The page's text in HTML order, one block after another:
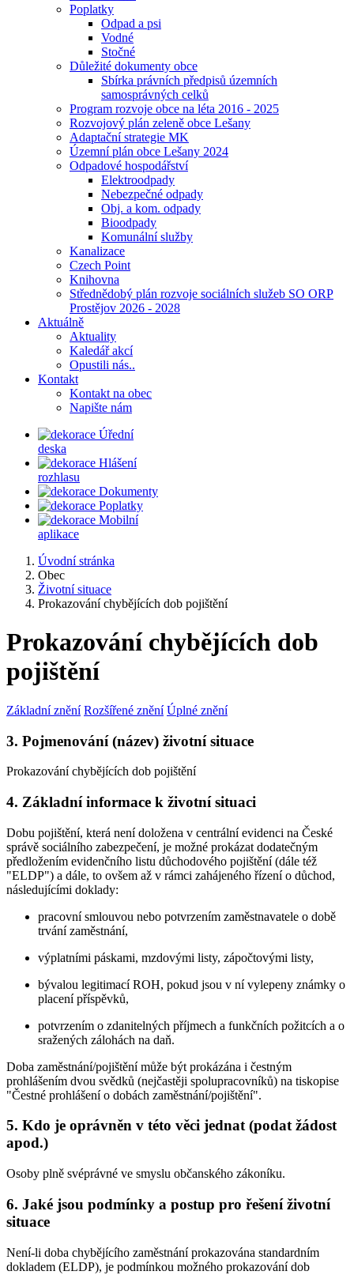
Poplatky
Odpad a psi
Vodné
Stočné
Důležité dokumenty obce
Sbírka právních předpisů územních
samosprávných celků
Program rozvoje obce na léta 2016 - 2025
Rozvojový plán zeleně obce Lešany
Adaptační strategie MK
Územní plán obce Lešany 2024
Odpadové hospodářství
Elektroodpady
Nebezpečné odpady
Obj. a kom. odpady
Bioodpady
Komunální služby
Kanalizace
Czech Point
Knihovna
Střednědobý plán rozvoje sociálních služeb SO ORP
Prostějov 2026 - 2028
Aktuálně
Aktuality
Kaledář akcí
Opustili nás..
Kontakt
Kontakt na obec
Napište nám
Úřední
deska
Hlášení
rozhlasu
Dokumenty
Poplatky
Mobilní
aplikace
Úvodní stránka
Obec
Životní situace
Prokazování chybějících dob pojištění
Prokazování chybějících dob
pojištění
Základní znění Rozšířené znění Úplné znění
3. Pojmenování (název) životní situace
Prokazování chybějících dob pojištění
4. Základní informace k životní situaci
Dobu pojištění, která není doložena v centrální evidenci na České
správě sociálního zabezpečení, je možné prokázat dodatečným
předložením evidenčního listu důchodového pojištění (dále též
"ELDP") a dále, to ovšem až v rámci zahájeného řízení o důchod,
následujícími doklady:
pracovní smlouvou nebo potvrzením zaměstnavatele o době
trvání zaměstnání,
výplatními páskami, mzdovými listy, zápočtovými listy,
bývalou legitimací ROH, pokud jsou v ní vylepeny známky o
placení příspěvků,
potvrzením o zdanitelných příjmech a funkčních požitcích a o
sražených zálohách na daň.
Doba zaměstnání/pojištění může být prokázána i čestným
prohlášením dvou svědků (nejčastěji spolupracovníků) na tiskopise
"Čestné prohlášení o dobách zaměstnání/pojištění".
5. Kdo je oprávněn v této věci jednat (podat žádost
apod.)
Osoby plně svéprávné ve smyslu občanského zákoníku.
6. Jaké jsou podmínky a postup pro řešení životní
situace
Není-li doba chybějícího zaměstnání prokazována standardním
dokladem (ELDP), je podmínkou možného prokazování dob